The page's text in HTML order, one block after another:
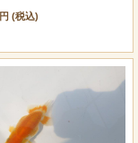
円 (税込)